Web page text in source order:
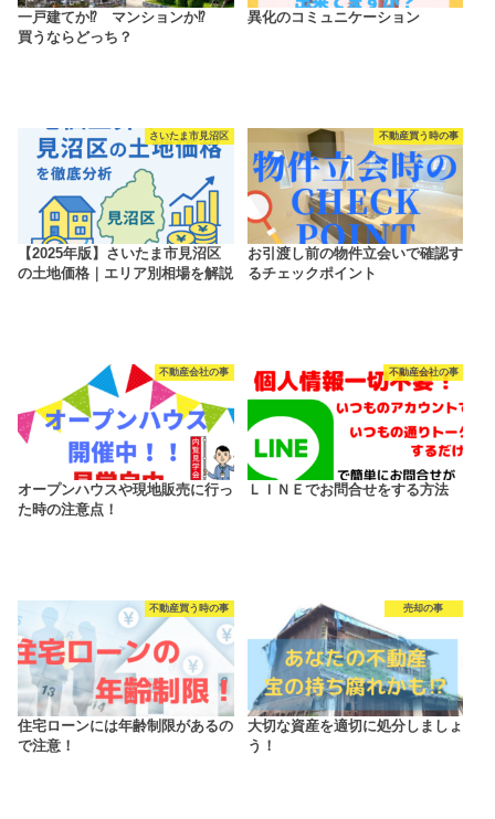
一戸建てか⁉ マンションか⁉
買うならどっち？
異化のコミュニケーション
さいたま市見沼区
【2025年版】さいたま市見沼区
の土地価格｜エリア別相場を解説
不動産買う時の事
お引渡し前の物件立会いで確認す
るチェックポイント
不動産会社の事
オープンハウスや現地販売に行っ
た時の注意点！
不動産会社の事
ＬＩＮＥでお問合せをする方法
不動産買う時の事
住宅ローンには年齢制限があるの
で注意！
売却の事
大切な資産を適切に処分しましょ
う！